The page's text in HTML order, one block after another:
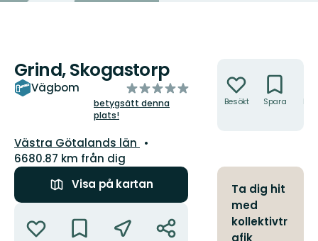
Grind, Skogastorp
Vägbom
av
5
betygsätt denna
plats!
Län:
Västra Götalands län
6680.87 km från dig
Visa på kartan
Besökt Spara
Ta dig hit
med
kollektivtr
afik